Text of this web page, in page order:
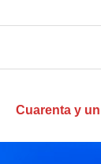
Cuarenta y